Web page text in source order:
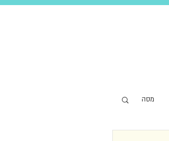
מסה